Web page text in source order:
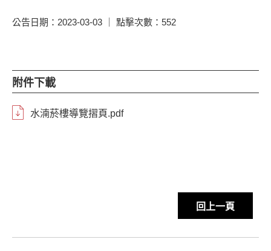
公告日期：2023-03-03 ｜ 點擊次數：552
附件下載
水湳菸樓導覽摺頁.pdf
回上一頁